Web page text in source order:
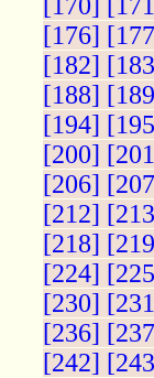
[176]
[182]
[188]
[194]
[200]
[206]
[212]
[218]
[224]
[230]
[236]
[242]